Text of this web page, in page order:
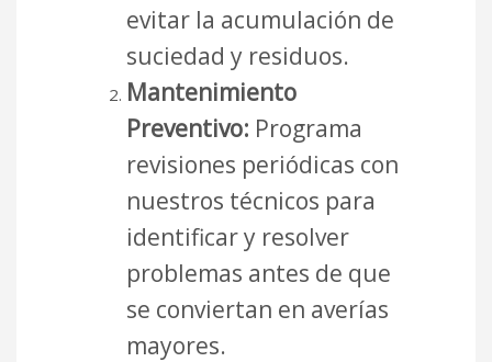
evitar la acumulación de
suciedad y residuos.
Mantenimiento
Preventivo: Programa
revisiones periódicas con
nuestros técnicos para
identificar y resolver
problemas antes de que
se conviertan en averías
mayores.